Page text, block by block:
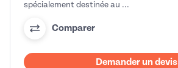
spécialement destinée au ...
Comparer
Demander un devis